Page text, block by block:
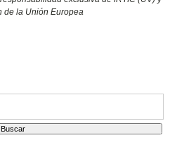
de la Unión Europea